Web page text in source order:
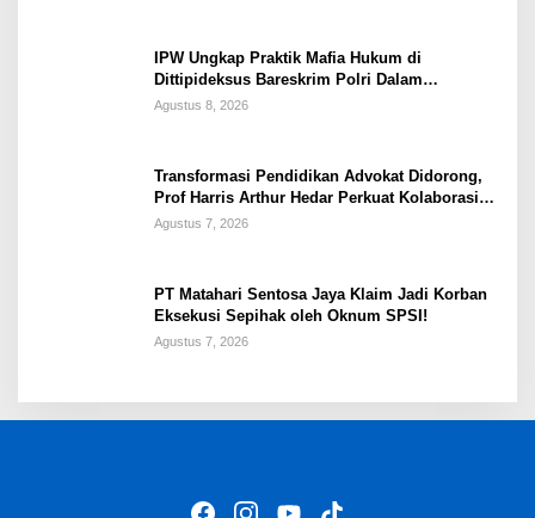
IPW Ungkap Praktik Mafia Hukum di
Dittipideksus Bareskrim Polri Dalam
Penanganan Kasus PT ARA
Agustus 8, 2026
Transformasi Pendidikan Advokat Didorong,
Prof Harris Arthur Hedar Perkuat Kolaborasi
Kampus
Agustus 7, 2026
PT Matahari Sentosa Jaya Klaim Jadi Korban
Eksekusi Sepihak oleh Oknum SPSI!
Agustus 7, 2026